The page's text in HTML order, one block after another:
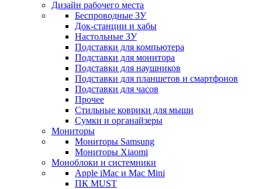
Дизайн рабочего места
Беспроводные ЗУ
Док-станции и хабы
Настольные ЗУ
Подставки для компьютера
Подставки для монитора
Подставки для наушников
Подставки для планшетов и смартфонов
Подставки для часов
Прочее
Стильные коврики для мыши
Сумки и органайзеры
Мониторы
Мониторы Samsung
Мониторы Xiaomi
Моноблоки и системники
Apple iMac и Mac Mini
ПК MUST